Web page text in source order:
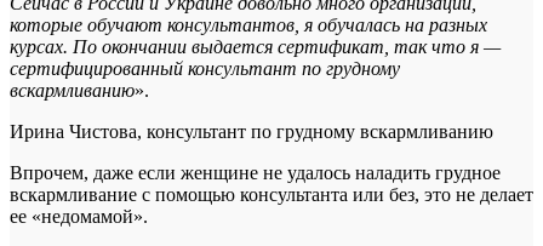
которые обучают консультантов, я обучалась на разных
курсах. По окончании выдается сертификат, так что я —
сертифицированный консультант по грудному
вскармливанию».
Ирина Чистова, консультант по грудному вскармливанию
Впрочем, даже если женщине не удалось наладить грудное
вскармливание с помощью консультанта или без, это не делает
ее «недомамой».